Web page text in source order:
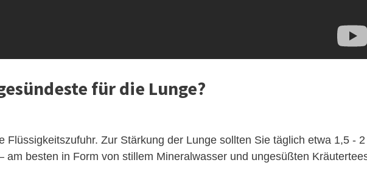
für die Lunge?
Flüssigkeitszufuhr. Zur Stärkung der Lunge sollten Sie täglich etwa 1,5 - 2
am besten in Form von stillem Mineralwasser und ungesüßten